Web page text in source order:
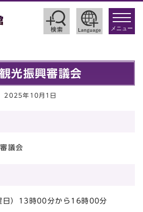
toggle
メニュー
光振興審議会
2025年10月1日
議会
日）13時00分から16時00分